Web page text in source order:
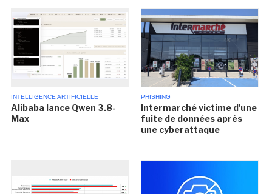
INTELLIGENCE ARTIFICIELLE
Alibaba lance Qwen 3.8-
Max
PHISHING
Intermarché victime d'une
fuite de données après
une cyberattaque